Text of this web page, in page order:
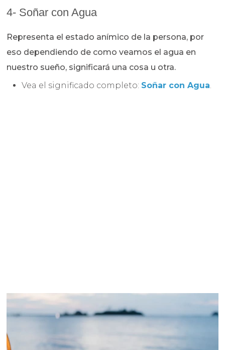
4- Soñar con Agua
Representa el estado anímico de la persona, por
eso dependiendo de como veamos el agua en
nuestro sueño, significará una cosa u otra.
Vea el significado completo: Soñar con Agua.